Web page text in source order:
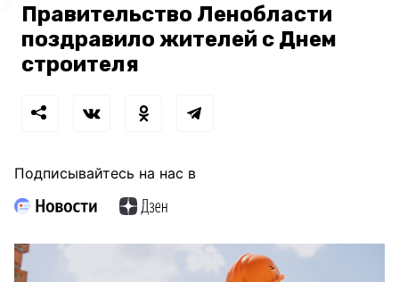
Правительство Ленобласти
поздравило жителей с Днем
строителя
Подписывайтесь на нас в